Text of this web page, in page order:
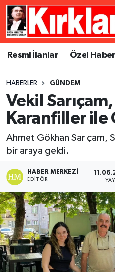
Resmi İlanlar Özel Haber
HABERLER GÜNDEM
Vekil
Karanfiller ile
Ahmet Gökhan Sarıçam,
bir araya geldi.
HABER MERKEZI
EDITÖR
Resmi İlanlar
Gündem
Ekonomi
Siyaset
Asayiş
Dünya
Eğitim
Kültür Sanat
Sağlık
Künye
Gizlilik Sözleşmesi
Merkez Nöbetçi
Merkez Trafik
Süper Lig Puan
Tüm Manşetler